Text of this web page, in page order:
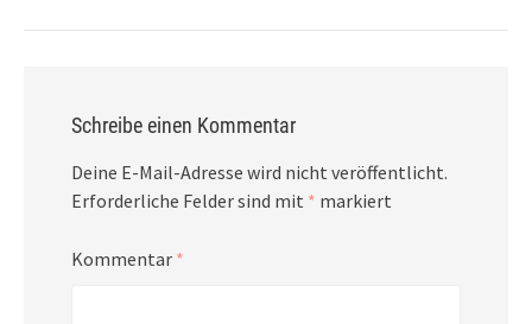
Schreibe einen Kommentar
Deine E-Mail-Adresse wird nicht veröffentlicht.
Erforderliche Felder sind mit * markiert
Kommentar *